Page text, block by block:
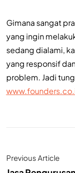
Gimana sangat
yang ingin
sedang dialami,
yang responsif
problem. Jadi
Previous Article